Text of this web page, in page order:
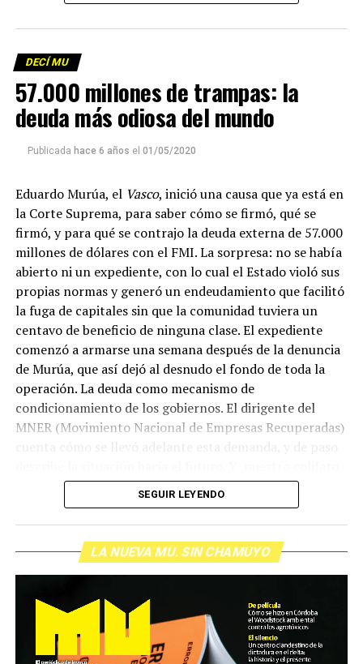
Foto: Martina Perosa
Descargar el programa
La reproducción de este programa es libre. Sólo tenés
que mandar un mail ainfolavaca@yahoo.com.ar
emitir todos los programas de Decí MU
DECÍ MU
57.000 millones de trampas: la
deuda más odiosa del mundo
Publicada hace 6 años el 01/05/2020
Eduardo Murúa, el Vasco, inició una causa que ya está en
la Corte Suprema, para saber cómo se firmó, qué se
firmó, y para qué se contrajo la deuda externa de 57.000
millones de dólares con el FMI. La sorpresa: no se había
abierto ni un expediente, con lo cual el Estado violó sus
propias normas y generó un endeudamiento que facilitó
la fuga de capitales sin que la comunidad tuviera un
centavo de beneficio de ninguna clase. El expediente
comenzó a armarse una semana después de la denuncia
de Murúa, que así dejó al desnudo el fondo de toda la
operación. La deuda como mecanismo de
condicionamiento de los gobiernos. El dirigente del
MNER (Movimiento Nacional de Empresas Recuperadas)
de cabecera Hugo López va a dar una definición
inolvidable sobre los normales y los anormales. Como
siempre, Pablo Marchetti que llega con música y con El
grito pelado.(Escuchá el programa completo)
Descargar los archivos de audio:Bloque 1/Bloque 2
Foto: Nacho Yuchark
SEGUIR LEYENDO
LA NUEVA MU. SIN CHAMUYO